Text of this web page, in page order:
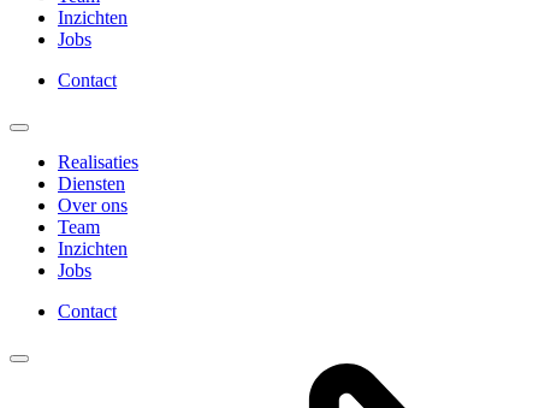
Inzichten
Jobs
Contact
Realisaties
Diensten
Over ons
Team
Inzichten
Jobs
Contact